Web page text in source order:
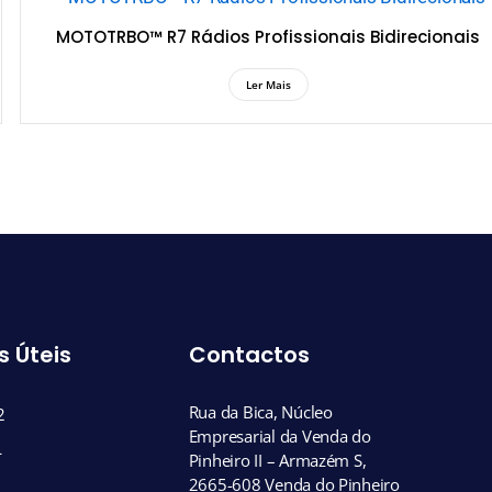
MOTOTRBO™ R7 Rádios Profissionais Bidirecionais
Ler Mais
Úteis Contactos
Rua da Bica, Núcleo
Empresarial da Venda do
Pinheiro II – Armazém S,
2665-608 Venda do Pinheiro